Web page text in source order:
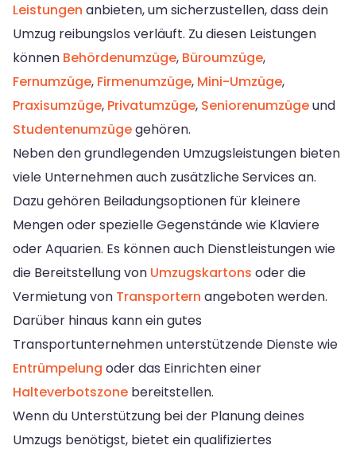
Leistungen anbieten, um sicherzustellen, dass dein
Umzug reibungslos verläuft. Zu diesen Leistungen
können Behördenumzüge, Büroumzüge,
Fernumzüge, Firmenumzüge, Mini-Umzüge,
Praxisumzüge, Privatumzüge, Seniorenumzügeund
Studentenumzügegehören.
Neben den grundlegenden Umzugsleistungen bieten
viele Unternehmen auch zusätzliche Services an.
Dazu gehören Beiladungsoptionen für kleinere
Mengen oder spezielle Gegenstände wie Klaviere
oder Aquarien. Es können auch Dienstleistungen wie
die Bereitstellung von Umzugskartons oder die
Vermietung von Transportern angeboten werden.
Darüber hinaus kann ein gutes
Transportunternehmen unterstützende Dienste wie
Entrümpelung oder das Einrichten einer
Halteverbotszone bereitstellen.
Wenn du Unterstützung bei der Planung deines
Umzugs benötigst, bietet ein qualifiziertes